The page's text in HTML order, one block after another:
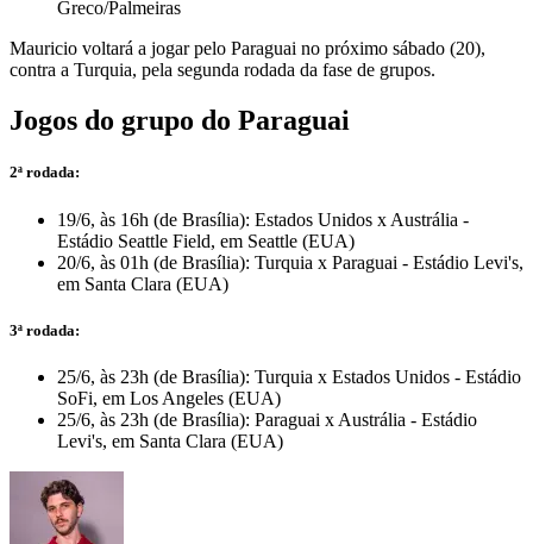
Greco/Palmeiras
Mauricio voltará a jogar pelo Paraguai no próximo sábado (20),
contra a Turquia, pela segunda rodada da fase de grupos.
Jogos do grupo do Paraguai
2ª rodada:
19/6, às 16h (de Brasília): Estados Unidos x Austrália -
Estádio Seattle Field, em Seattle (EUA)
20/6, às 01h (de Brasília): Turquia x Paraguai - Estádio Levi's,
em Santa Clara (EUA)
3ª rodada:
25/6, às 23h (de Brasília): Turquia x Estados Unidos - Estádio
SoFi, em Los Angeles (EUA)
25/6, às 23h (de Brasília): Paraguai x Austrália - Estádio
Levi's, em Santa Clara (EUA)